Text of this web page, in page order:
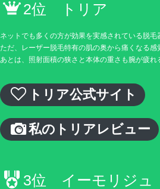
2位 トリア
ネットでも多くの方が効果を実感されている脱毛
ただ、レーザー脱毛特有の肌の奥から痛くなる
あとは、照射面積の狭さと本体の重さも腕が疲れ
トリア公式サイト
私のトリアレビュー
3位 イーモリジュ